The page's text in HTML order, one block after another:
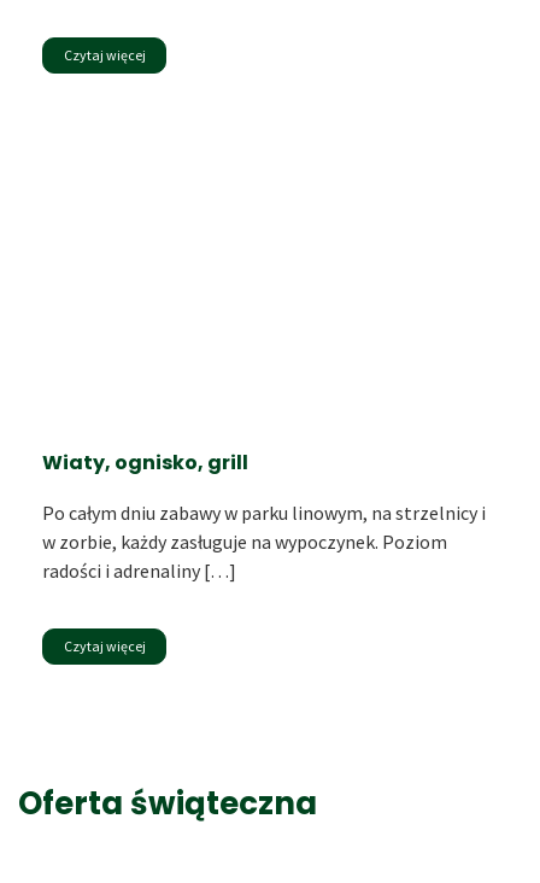
Czytaj więcej
Wiaty, ognisko, grill
Po całym dniu zabawy w parku linowym, na strzelnicy i
w zorbie, każdy zasługuje na wypoczynek. Poziom
radości i adrenaliny […]
Czytaj więcej
Oferta świąteczna